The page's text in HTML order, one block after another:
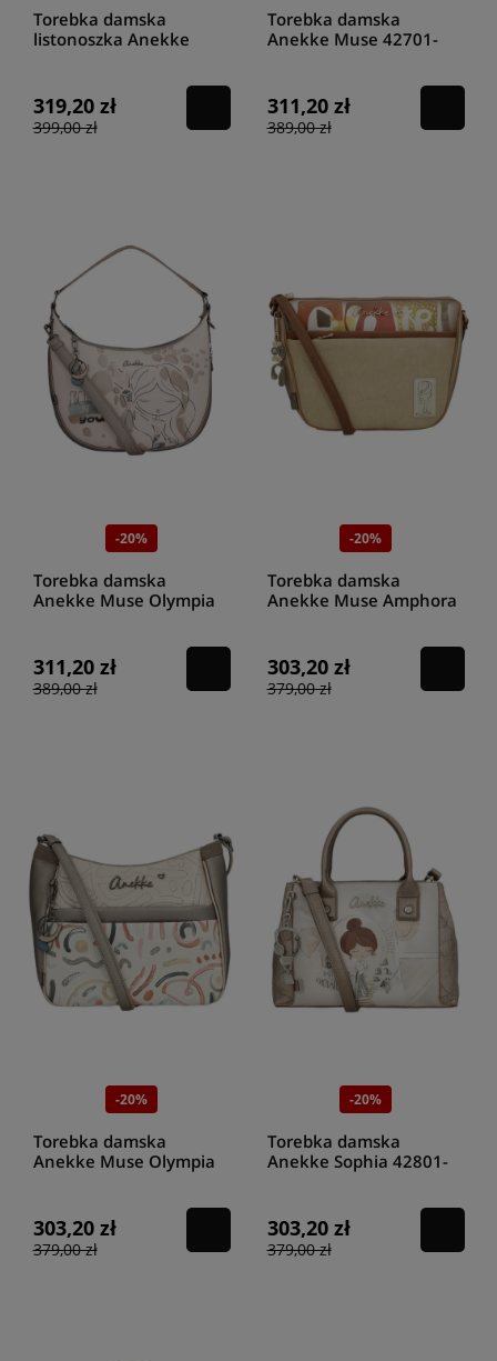
Torebka damska
listonoszka Anekke
319,20 zł
399,00 zł
Torebka damska
Anekke Muse 42701-
311,20 zł
389,00 zł
-20%
Torebka damska
Anekke Muse Olympia
311,20 zł
389,00 zł
-20%
Torebka damska
Anekke Muse Amphora
303,20 zł
379,00 zł
-20%
Torebka damska
Anekke Muse Olympia
303,20 zł
379,00 zł
-20%
Torebka damska
Anekke Sophia 42801-
303,20 zł
379,00 zł